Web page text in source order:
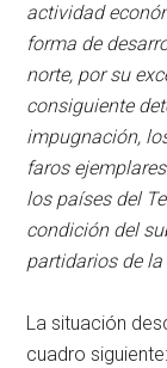
actividad
forma de
norte, por su
consiguiente
impugnación,
faros
los países del
condición del
partidarios de
La situación
cuadro siguiente: